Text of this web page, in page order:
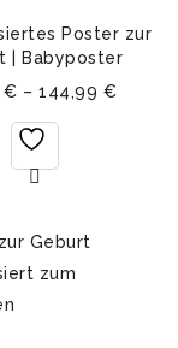
Poster zur
| Babyposter
€ – 144,99 €